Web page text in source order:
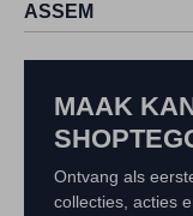
ASSEM
MAAK
Ontvang als
collecties, acties